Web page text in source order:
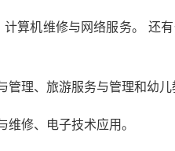
算机维修与网络服务。 还
理、旅游服务与管理和幼儿
修、电子技术应用。